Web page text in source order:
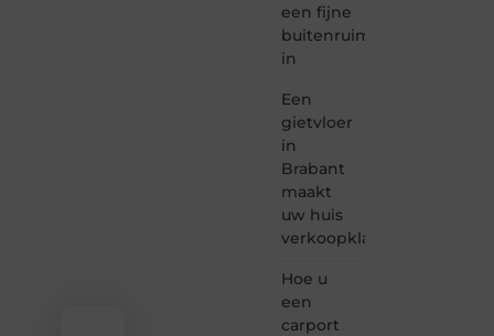
een fijne
buitenruimte
in
Een
gietvloer
in
Brabant
maakt
uw huis
verkoopklaar
Hoe u
een
carport